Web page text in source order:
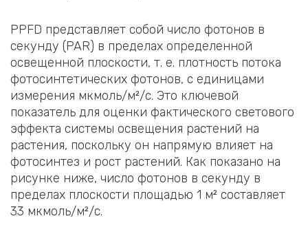
PPFD представляет собой число фотонов в
секунду (PAR) в пределах определенной
освещенной плоскости, т. е. плотность потока
фотосинтетических фотонов, с единицами
измерения мкмоль/м²/с. Это ключевой
показатель для оценки фактического светового
эффекта системы освещения растений на
растения, поскольку он напрямую влияет на
фотосинтез и рост растений. Как показано на
рисунке ниже, число фотонов в секунду в
пределах плоскости площадью 1 м² составляет
33 мкмоль/м²/с.